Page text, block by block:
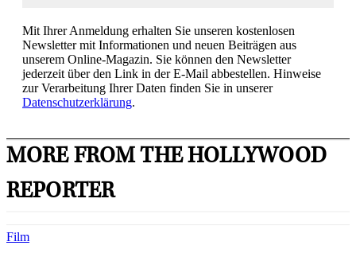
Mit Ihrer Anmeldung erhalten Sie unseren kostenlosen
Newsletter mit Informationen und neuen Beiträgen aus
unserem Online-Magazin. Sie können den Newsletter
jederzeit über den Link in der E-Mail abbestellen. Hinweise
zur Verarbeitung Ihrer Daten finden Sie in unserer
Datenschutzerklärung.
MORE FROM THE HOLLYWOOD
REPORTER
Film